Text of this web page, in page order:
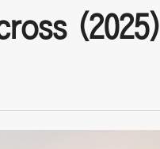
(2025)